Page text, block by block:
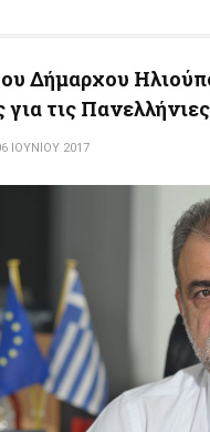
Δήμαρχου
για τις
ΙΟΥΝΊΟΥ 2017